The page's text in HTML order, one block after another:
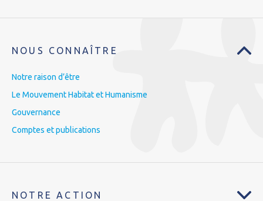
NOUS CONNAÎTRE
Notre raison d’être
Le Mouvement Habitat et Humanisme
Gouvernance
Comptes et publications
NOTRE ACTION